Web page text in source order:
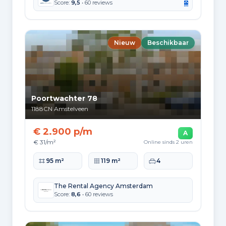
Samenstelling van bewoners
65+: 18.649 0-15: 16.087
15-25: 12.426
Opleidingsniveau
Hoger
47
22
Middelbaar
31
Herkomst inwoners (2025)
Europa
14.127
Score: 9,5 • 60 reviews
Nieuw Beschikbaar
Poortwachter 78
1188CN Amstelveen
€ 2.900 p/m
€ 31/m²
A
Online sinds 2 uren
Woonoppervlakte
95 m² Perceeloppervlakte
119 m² Slaapkamers
4
The Rental Agency Amsterdam
Score: 8,6 • 60 reviews